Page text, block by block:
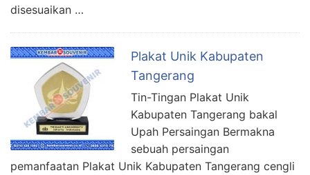
disesuaikan …
Plakat Unik Kabupaten
Tangerang
Tin-Tingan Plakat Unik
Kabupaten Tangerang bakal
Upah Persaingan Bermakna
sebuah persaingan
pemanfaatan Plakat Unik Kabupaten Tangerang cengli